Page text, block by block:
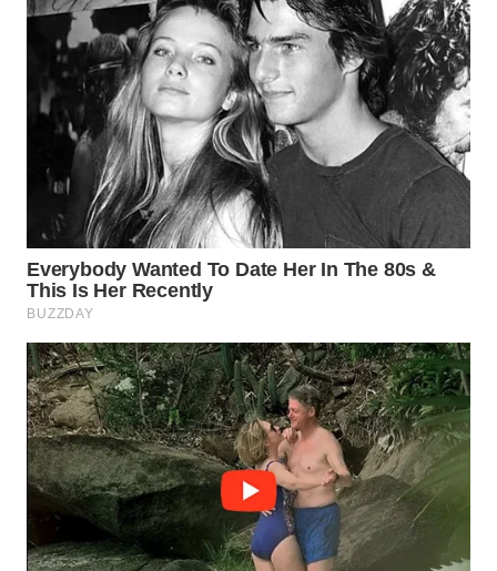
WN
CIREBON
WN
INDRAMAYU
WN
KUNINGAN
WN
MAJALENGKA
WN
SUBANG
WN
SUKABUMI
WN
PURWAKARTA